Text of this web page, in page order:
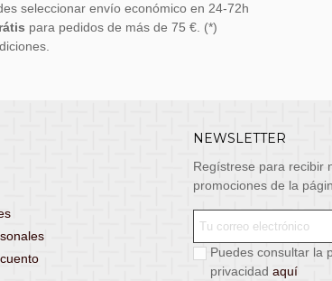
seleccionar envío económico en 24-72h
para pedidos de más de 75 €. (*)
NEWSLETTER
Regístrese para recibir
promociones de la
Puedes consultar la
privacidad aquí